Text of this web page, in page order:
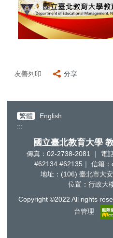
友善列印 分享
繁體
English
:::
國立臺北教育大學
傳真：02-2738-2081 ｜ 電
#62134 #62135｜ 信箱
地址：(106) 臺北市大
位置：行政大
Copyright ©2022 All rights
台管理